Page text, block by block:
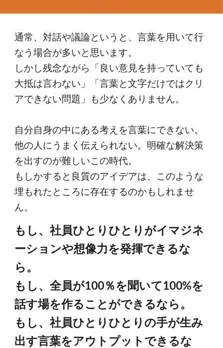
通常、対話や議論というと、言葉を用いて行
なう場合が多いと思います。
しかし残念ながら「良い意見を持っていても
大抵は言わない」「言葉と文字だけではクリ
アできない問題」も少なくありません。
自分自身の中にある考えを言葉にできない。
他の人にうまく伝えられない。明確な解決策
を出すのが難しいこの時代。
もしかすると良質のアイデアは、このような
埋もれたところに存在するのかもしれませ
ん。
もし、社員ひとりひとりがイマジネ
ーションや想像力を発揮できるな
ら。
もし、全員が100％を聞いて100%を
話す場を作ることができるなら。
もし、社員ひとりひとりの手が生み
出す言葉をアウトプットできるな